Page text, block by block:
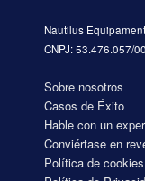
Nautilus
CNPJ: 53.476.057/
Sobre nosotros
Casos de Éxito
Hable con un
Conviértase en
Política de cookies